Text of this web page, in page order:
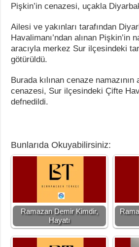
Pişkin’in cenazesi, uçakla
Ailesi ve yakınları tarafından
Havalimanı’ndan alınan Pişkin’in
aracıyla merkez Sur ilçesindeki
götürüldü.
Burada kılınan cenaze namazının
cenazesi, Sur ilçesindeki Çifte
defnedildi.
Bunlarıda Okuyabilirsiniz:
Ramazan Demir Kimdir,
Hayatı